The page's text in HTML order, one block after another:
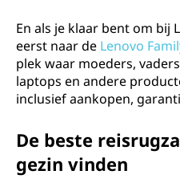
En als je klaar bent om bij
eerst naar de Lenovo
plek waar moeders,
laptops en andere
inclusief aankopen,
De beste
gezin vinden